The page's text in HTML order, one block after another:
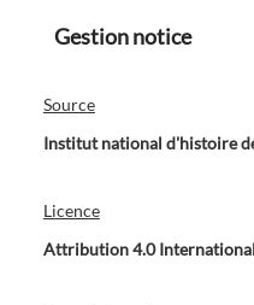
Gestion notice
Source
Institut national d'histoire
Licence
Attribution 4.0 International